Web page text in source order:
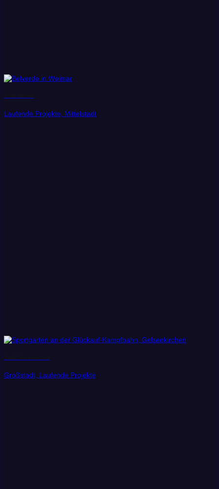
Laufende Projekte, Mittelstadt
Großstadt, Laufende Projekte